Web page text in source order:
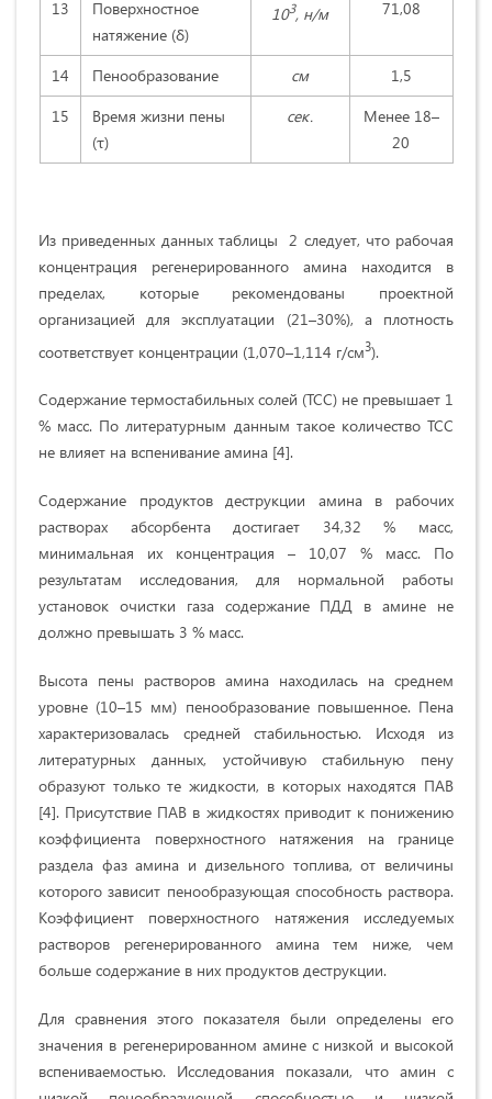
13
Поверхностное
натяжение (δ)
103, н/м 71,08
14 Пенообразование см
1,5
15
Время жизни пены
(τ)
сек.
Менее 18–
20
Из приведенных данных таблицы 2 следует, что рабочая
концентрация регенерированного амина находится в
пределах, которые рекомендованы проектной
организацией для эксплуатации (21–30%), а плотность
соответствует концентрации (1,070–1,114 г/см3).
Содержание термостабильных солей (ТСС) не превышает 1
% масс. По литературным данным такое количество ТСС
не влияет на вспенивание амина [4].
Содержание продуктов деструкции амина в рабочих
растворах абсорбента достигает 34,32 % масс,
минимальная их концентрация – 10,07 % масс. По
результатам исследования, для нормальной работы
установок очистки газа содержание ПДД в амине не
должно превышать 3 % масс.
Высота пены растворов амина находилась на среднем
уровне (10–15 мм) пенообразование повышенное. Пена
характеризовалась средней стабильностью. Исходя из
литературных данных, устойчивую стабильную пену
образуют только те жидкости, в которых находятся ПАВ
[4]. Присутствие ПАВ в жидкостях приводит к понижению
коэффициента поверхностного натяжения на границе
раздела фаз амина и дизельного топлива, от величины
которого зависит пенообразующая способность раствора.
Коэффициент поверхностного натяжения исследуемых
растворов регенерированного амина тем ниже, чем
больше содержание в них продуктов деструкции.
Для сравнения этого показателя были определены его
значения в регенерированном амине с низкой и высокой
вспениваемостью. Исследования показали, что амин с